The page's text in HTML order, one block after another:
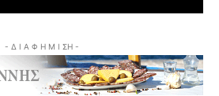
- Δ Ι Α Φ Η Μ Ι ΣΗ -